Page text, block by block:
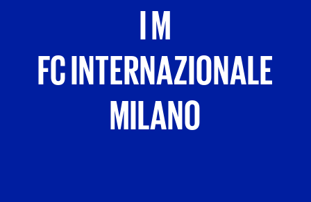
I M
FC INTERNAZIONALE
MILANO